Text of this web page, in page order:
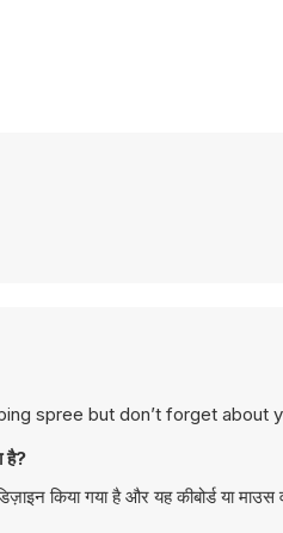
spree but don’t forget about
है?
किया गया है और यह कीबोर्ड या माउस